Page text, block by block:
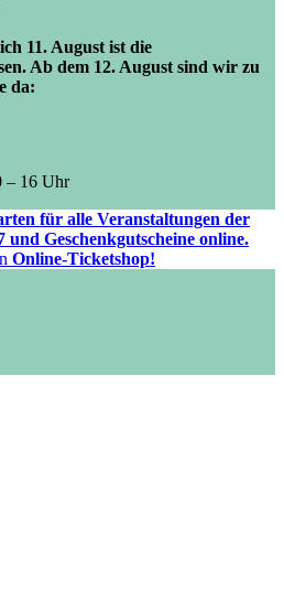
11. August ist die
Ab dem 12. August sind wir zu
da:
– 16 Uhr
für alle Veranstaltungen der
und Geschenkgutscheine online.
Online-Ticketshop!